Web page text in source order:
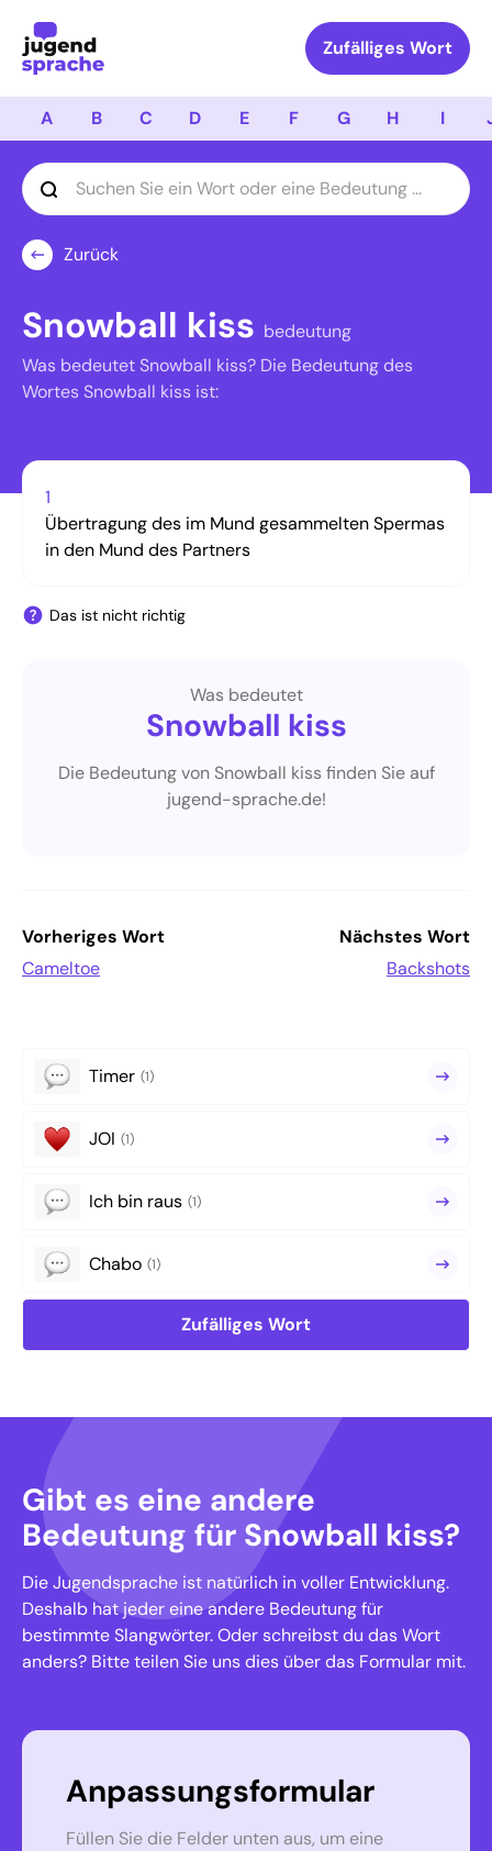
Zufälliges Wort
A B C D E F G H I
Zurück
Snowball kiss bedeutung
Was bedeutet Snowball kiss? Die Bedeutung des
Wortes Snowball kiss ist:
1
Übertragung des im Mund gesammelten Spermas
in den Mund des Partners
Das ist nicht richtig
Was bedeutet
Snowball kiss
Die Bedeutung von Snowball kiss finden Sie auf
jugend-sprache.de!
Vorheriges Wort
Cameltoe
Nächstes Wort
Backshots
Timer (1)
JOI (1)
Ich bin raus (1)
Chabo (1)
Zufälliges Wort
Gibt es eine andere
Bedeutung für Snowball kiss?
Die Jugendsprache ist natürlich in voller Entwicklung.
Deshalb hat jeder eine andere Bedeutung für
bestimmte Slangwörter. Oder schreibst du das Wort
anders? Bitte teilen Sie uns dies über das Formular mit.
Anpassungsformular
Füllen Sie die Felder unten aus, um eine